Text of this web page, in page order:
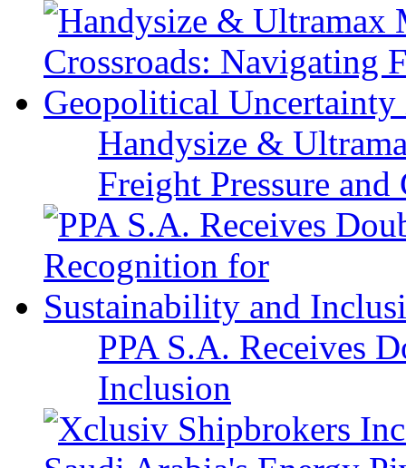
Handysize &
Freight Pressure
PPA S.A. Receives
Inclusion